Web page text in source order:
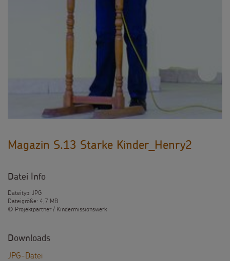
Magazin S.13 Starke Kinder_Henry2
Datei Info
Dateityp: JPG
Dateigröße: 4,7 MB
© Projektpartner / Kindermissionswerk
Downloads
JPG-Datei